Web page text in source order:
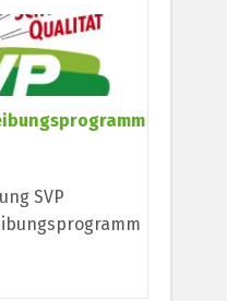
SVP